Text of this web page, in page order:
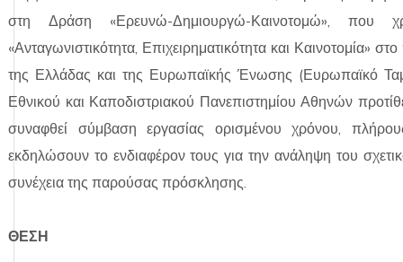
στη Δράση «Ερευνώ-Δημιουργώ-Καινοτομώ», που
«Ανταγωνιστικότητα, Επιχειρηματικότητα και
της Ελλάδας και της Ευρωπαϊκής Ένωσης (Ευρωπαϊκό
Εθνικού και Καποδιστριακού Πανεπιστημίου Αθηνών
συναφθεί σύμβαση εργασίας ορισμένου χρόνου,
εκδηλώσουν το ενδιαφέρον τους για την ανάληψη του
συνέχεια της παρούσας πρόσκλησης.
ΘΕΣΗ